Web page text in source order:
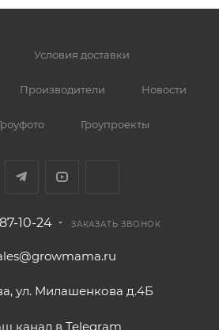
Условия доставки
Производители Новости
Гроупроекты
10-24 ЗАКАЗАТЬ ЗВОНОК
ул. Милашенкова д.4Б
канал в Telegram